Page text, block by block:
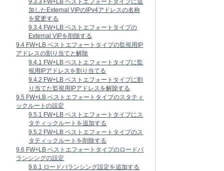
9.3.3 FW+LB ベストエフォートタイプに追
加したExternal VIPのIPv4アドレスの名称
を変更する
9.3.4 FW+LB ベストエフォートタイプの
External VIPを削除する
9.4 FW+LB ベストエフォートタイプの監視用IP
アドレスの割り当てと解除
9.4.1 FW+LB ベストエフォートタイプに監
視用IPアドレスを割り当てる
9.4.2 FW+LB ベストエフォートタイプに割
り当てた監視用IPアドレスを解除する
9.5 FW+LB ベストエフォートタイプのスタティ
ックルートの設定
9.5.1 FW+LB ベストエフォートタイプにス
タティックルートを追加する
9.5.2 FW+LB ベストエフォートタイプのス
タティックルートを削除する
9.6 FW+LB ベストエフォートタイプのロードバ
ランシングの設定
9.6.1 ロードバランシング設定を追加する